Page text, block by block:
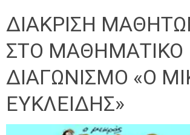
ΔΙΑΚΡΙΣΗ
ΣΤΟ ΜΑΘΗΜΑΤΙΚΟ
ΔΙΑΓΩΝΙΣΜΟ «Ο
ΕΥΚΛΕΙΔΗΣ»